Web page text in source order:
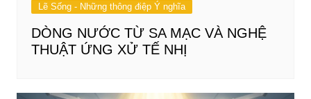
Lẽ Sống - Những thông điệp Ý nghĩa
DÒNG NƯỚC TỪ SA MẠC VÀ NGHỆ
THUẬT ỨNG XỬ TẾ NHỊ